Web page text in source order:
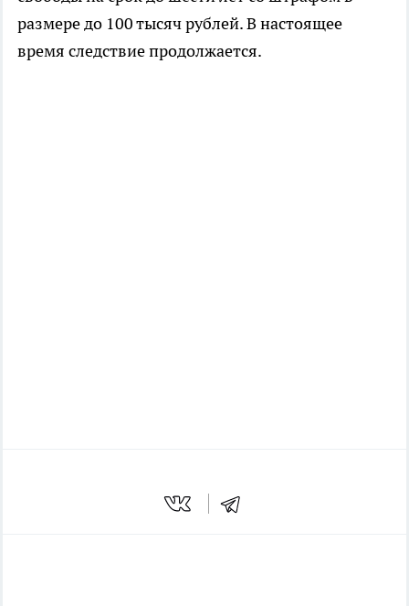
размере до 100 тысяч рублей. В настоящее
время следствие продолжается.